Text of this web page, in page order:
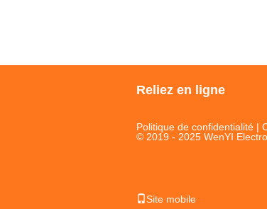
Reliez en ligne
Politique de confidentialité |
© 2019 - 2025 WenYI
Site mobile